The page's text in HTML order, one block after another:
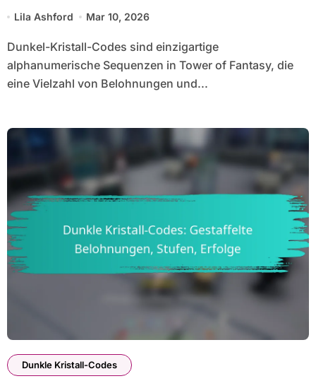
Lila Ashford Mar 10, 2026
Dunkel-Kristall-Codes sind einzigartige
alphanumerische Sequenzen in Tower of Fantasy, die
eine Vielzahl von Belohnungen und...
Dunkle Kristall-Codes